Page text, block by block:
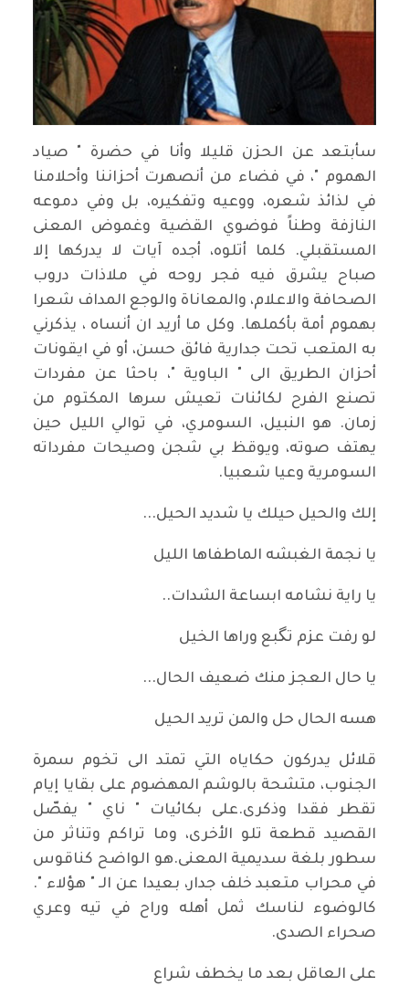
سأبتعد عن الحزن قليلا وأنا في حضرة " صياد
الهموم "، في فضاء من أنصهرت أحزاننا وأحلامنا
في لذائذ شعره، ووعيه وتفكيره، بل وفي دموعه
النازفة وطناً فوضوي القضية وغموض المعنى
المستقبلي. كلما أتلوه، أجده آيات لا يدركها إلا
صباح يشرق فيه فجر روحه في ملاذات دروب
الصحافة والاعلام، والمعاناة والوجع المداف شعرا
بهموم أمة بأكملها. وكل ما أريد ان أنساه ، يذكرني
به المتعب تحت جدارية فائق حسن، أو في ايقونات
أحزان الطريق الى " الباوية "، باحثا عن مفردات
تصنع الفرح لكائنات تعيش سرها المكتوم من
زمان. هو النبيل، السومري، في توالي الليل حين
يهتف صوته، ويوقظ بي شجن وصيحات مفرداته
السومرية وعيا شعبيا.
إلك والحيل حيلك يا شديد الحيل...
يا نجمة الغبشه الماطفاها الليل
يا راية نشامه ابساعة الشدات..
لو رفت عزم تگبع وراها الخيل
يا حال العجز منك ضعيف الحال...
هسه الحال حل والمن تريد الحيل
قلائل يدركون حكاياه التي تمتد الى تخوم سمرة
الجنوب، متشحة بالوشم المهضوم على بقايا إيام
تقطر فقدا وذكرى.على بكائيات " ناي " يفصّل
القصيد قطعة تلو الأخرى، وما تراكم وتناثر من
سطور بلغة سديمية المعنى.هو الواضح كناقوس
في محراب متعبد خلف جدار، بعيدا عن الـ " هؤلاء ".
كالوضوء لناسك ثمل أهله وراح في تيه وعري
صحراء الصدى.
على العاقل بعد ما يخطف شراع